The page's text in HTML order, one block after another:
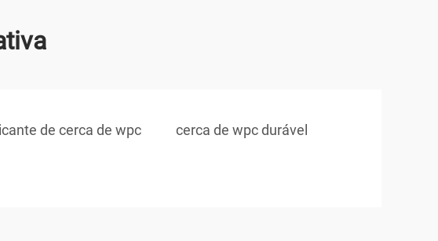
de cerca de wpc cerca de wpc durável